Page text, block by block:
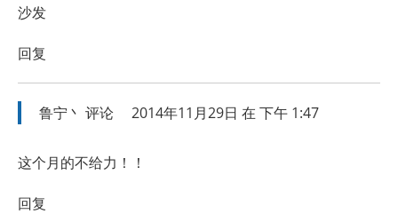
沙发
回复
鲁宁丶 评论 2014年11月29日 在 下午 1:47
这个月的不给力！！
回复